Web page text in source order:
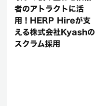
者のアトラクトに活
用！HERP Hireが支
える株式会社Kyashの
スクラム採用